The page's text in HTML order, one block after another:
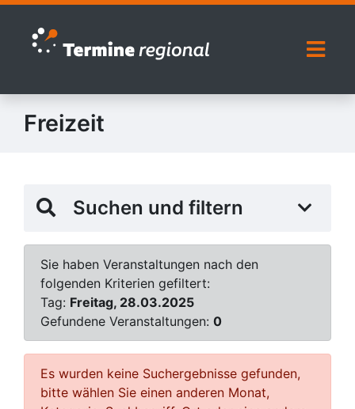
Zur Navigation springen
Zum Inhalt springen
Freizeit
Suchen und filtern
Sie haben Veranstaltungen nach den
folgenden Kriterien gefiltert:
Tag: Freitag, 28.03.2025
Gefundene Veranstaltungen: 0
Es wurden keine Suchergebnisse gefunden,
bitte wählen Sie einen anderen Monat,